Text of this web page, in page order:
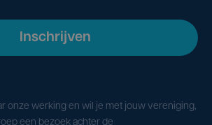
Inschrijven
onze werking en wil je met jouw vereniging,
een bezoek achter de